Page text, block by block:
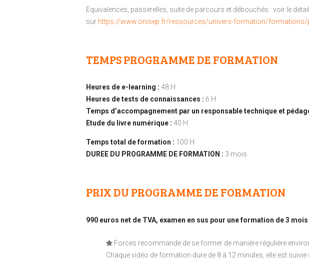
Equivalences, passerelles, suite de parcours et débouchés : voir le
sur https://www.onisep.fr/ressources/univers-formation/formations/
TEMPS PROGRAMME DE FORMATION
Heures de e-learning : 48 H
Heures de tests de connaissances : 6 H
Temps d’accompagnement par un responsable technique et
Etude du livre numérique : 40 H
Temps total de formation : 100 H
DUREE DU PROGRAMME DE FORMATION : 3 mois
PRIX DU PROGRAMME DE FORMATION
990 euros net de TVA, examen en sus pour une formation de 3 mois
Forces recommande de se former de manière régulière
Chaque vidéo de formation dure de 8 à 12 minutes, elle est